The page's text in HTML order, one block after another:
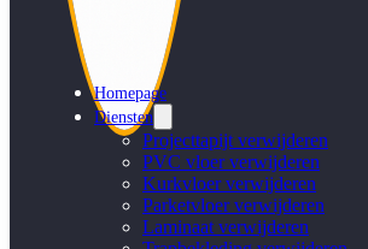
Homepage
Diensten
Projecttapijt verwijderen
PVC vloer verwijderen
Kurkvloer verwijderen
Parketvloer verwijderen
Laminaat verwijderen